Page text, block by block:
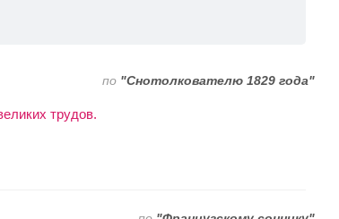
по "Снотолкователю 1829 года"
трудов.